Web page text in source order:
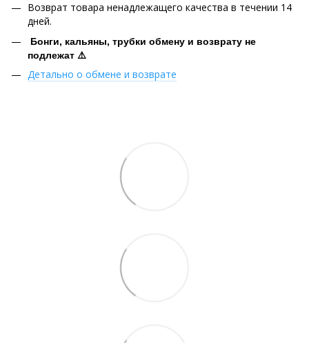
Возврат товара ненадлежащего качества в течении 14
дней.
Бонги, кальяны, трубки обмену и возврату не
подлежат ⚠️
Детально о обмене и возврате